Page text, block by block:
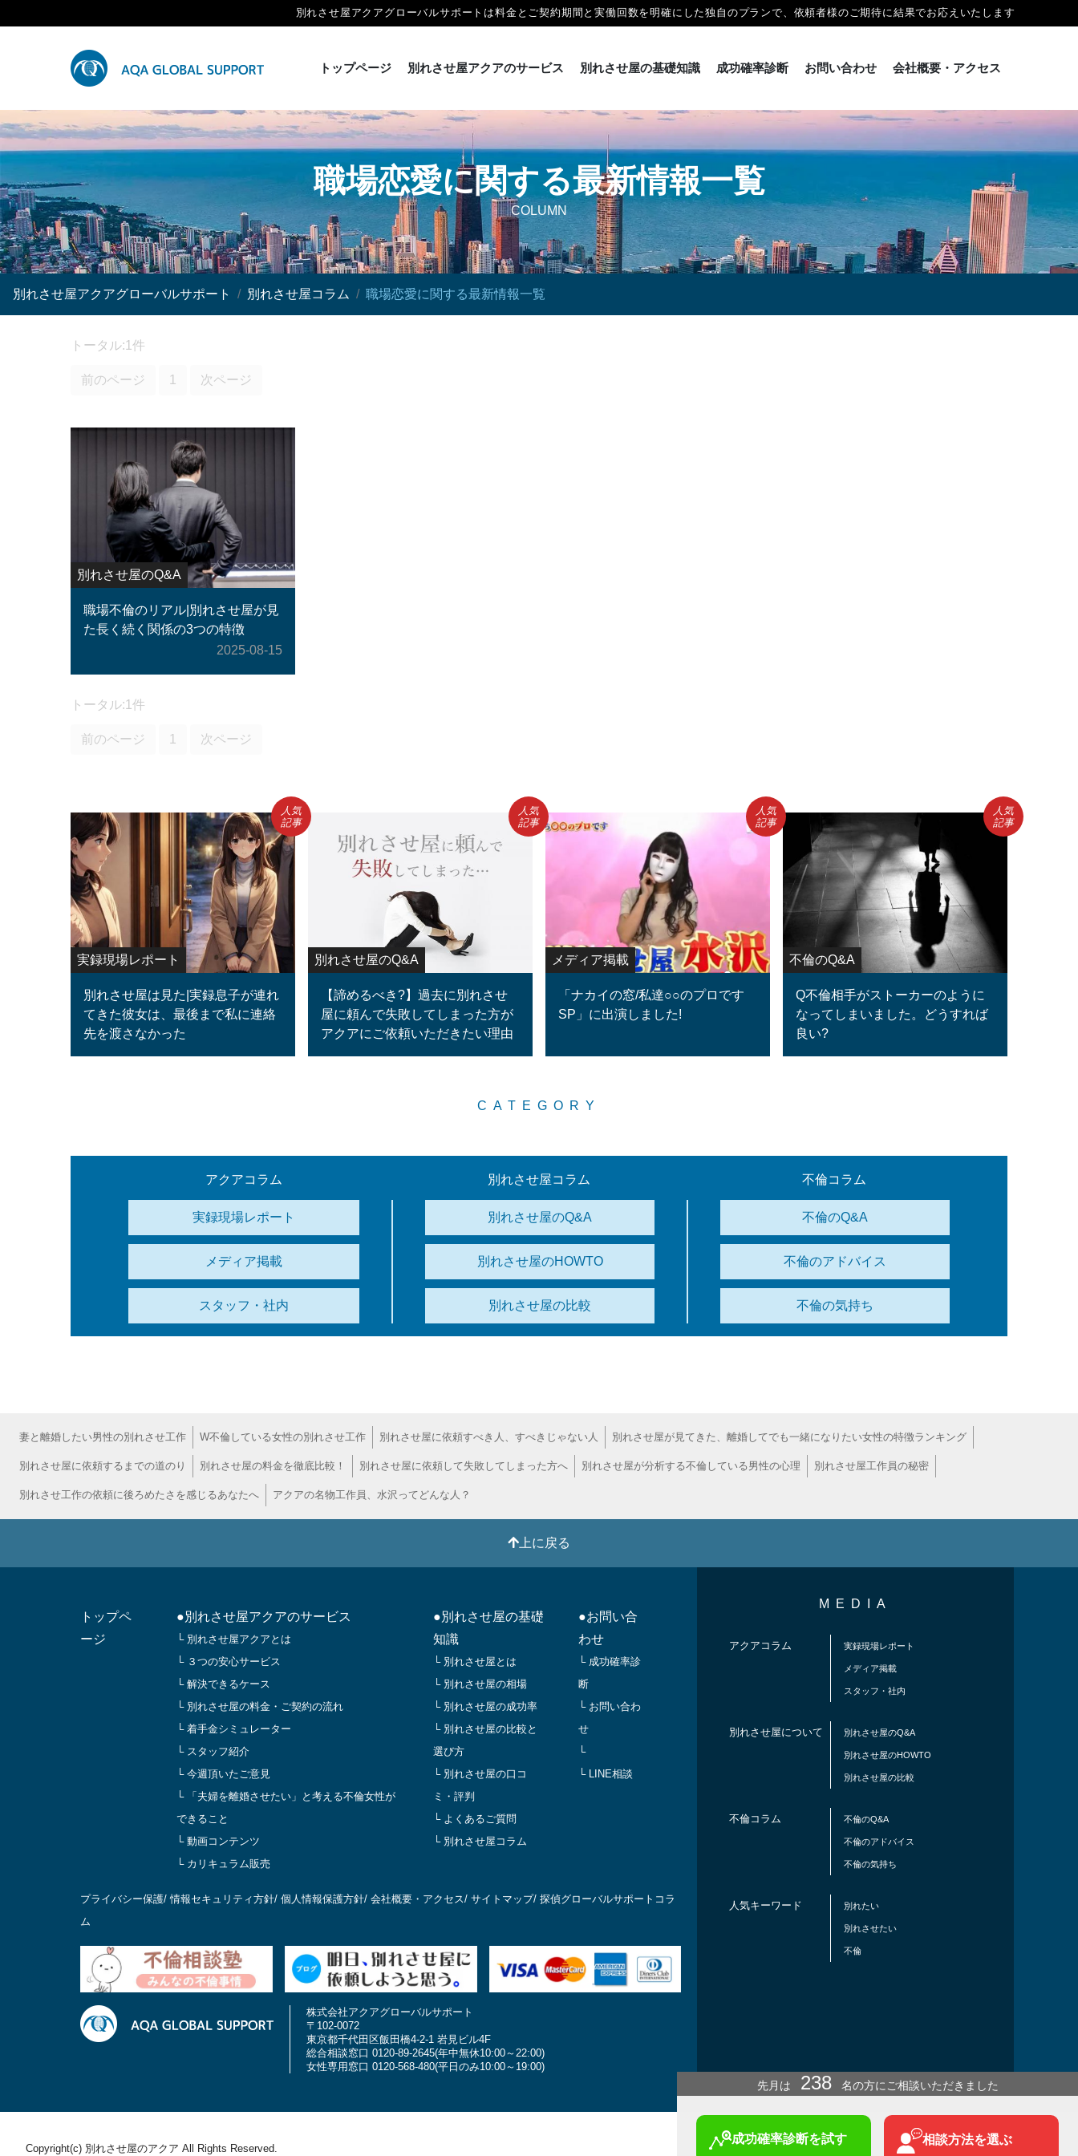
別れさせ屋アクアグローバルサポートは料金とご契約期間と実働回数を明確にした独自のプランで、依頼者様のご期待に結果でお応えいたします
トップページ 別れさせ屋アクアのサービス 別れさせ屋の基礎知識 成功確率診断 お問い合わせ 会社概要・アクセス
職場恋愛に関する最新情報一覧
COLUMN
別れさせ屋アクアグローバルサポート 別れさせ屋コラム 職場恋愛に関する最新情報一覧
トータル:1件
前のページ 1 次ページ
別れさせ屋のQ&A
職場不倫のリアル|別れさせ屋が見
た長く続く関係の3つの特徴
2025-08-15
トータル:1件
前のページ 1 次ページ
実録現場レポート
別れさせ屋は見た|実録息子が連れ
てきた彼女は、最後まで私に連絡
先を渡さなかった
人気
記事
別れさせ屋のQ&A
【諦めるべき?】過去に別れさせ
屋に頼んで失敗してしまった方が
アクアにご依頼いただきたい理由
人気
記事
メディア掲載
「ナカイの窓/私達○○のプロです
SP」に出演しました!
人気
記事
不倫のQ&A
Q不倫相手がストーカーのように
なってしまいました。どうすれば
良い?
人気
記事
CATEGORY
アクアコラム
実録現場レポート
メディア掲載
スタッフ・社内
別れさせ屋コラム
別れさせ屋のQ&A
別れさせ屋のHOWTO
別れさせ屋の比較
不倫コラム
不倫のQ&A
不倫のアドバイス
不倫の気持ち
妻と離婚したい男性の別れさせ工作 W不倫している女性の別れさせ工作 別れさせ屋に依頼すべき人、すべきじゃない人 別れさせ屋が見てきた、離婚してでも一緒になりたい女性の特徴ランキング
別れさせ屋に依頼するまでの道のり 別れさせ屋の料金を徹底比較！ 別れさせ屋に依頼して失敗してしまった方へ 別れさせ屋が分析する不倫している男性の心理 別れさせ屋工作員の秘密
別れさせ工作の依頼に後ろめたさを感じるあなたへ アクアの名物工作員、水沢ってどんな人？
上に戻る
トップペ
ージ
●別れさせ屋アクアのサービス
└ 別れさせ屋アクアとは
└ ３つの安心サービス
└ 解決できるケース
└ 別れさせ屋の料金・ご契約の流れ
└ 着手金シミュレーター
└ スタッフ紹介
└ 今週頂いたご意見
└ 「夫婦を離婚させたい」と考える不倫女性が
できること
└ 動画コンテンツ
└ カリキュラム販売
●別れさせ屋の基礎
知識
└ 別れさせ屋とは
└ 別れさせ屋の相場
└ 別れさせ屋の成功率
└ 別れさせ屋の比較と
選び方
└ 別れさせ屋の口コ
ミ・評判
└ よくあるご質問
└ 別れさせ屋コラム
●お問い合
わせ
└ 成功確率診
断
└ お問い合わ
せ
└
└ LINE相談
プライバシー保護/情報セキュリティ方針/ 個人情報保護方針/ 会社概要・アクセス/ サイトマップ/ 探偵グローバルサポートコラ
ム
株式会社アクアグローバルサポート
〒102-0072
東京都千代田区飯田橋4-2-1 岩見ビル4F
総合相談窓口 0120-89-2645(年中無休10:00～22:00)
女性専用窓口 0120-568-480(平日のみ10:00～19:00)
MEDIA
アクアコラム 実録現場レポート
メディア掲載
スタッフ・社内
別れさせ屋について 別れさせ屋のQ&A
別れさせ屋のHOWTO
別れさせ屋の比較
不倫コラム 不倫のQ&A
不倫のアドバイス
不倫の気持ち
人気キーワード 別れたい
別れさせたい
不倫
Copyright(c) 別れさせ屋のアクア All Rights Reserved.
先月は 238
名の方にご相談いただきました
成功確率診断を試す 相談方法を選ぶ